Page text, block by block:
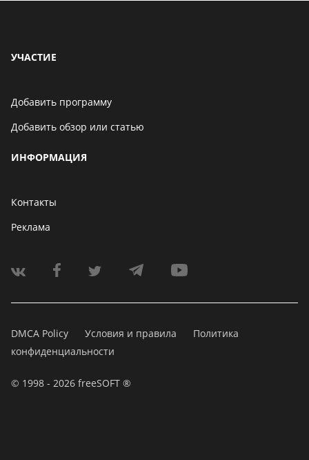
УЧАСТИЕ
Добавить программу
Добавить обзор или статью
ИНФОРМАЦИЯ
Контакты
Реклама
DMCA Policy Условия и правила
Политика
конфиденциальности
© 1998 - 2026 freeSOFT ®